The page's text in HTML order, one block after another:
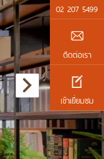
02 207 5499
ติดต่อเรา
เข้าเยี่ยมชม